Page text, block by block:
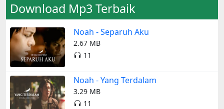
Download Mp3 Terbaik
Noah - Separuh Aku
2.67 MB
11
Noah - Yang Terdalam
3.29 MB
11